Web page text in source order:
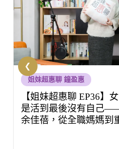
洪暐傑醫師
【未來醫聲 EP18】旅
的時候沒感覺，回家開
家OS桑阿松